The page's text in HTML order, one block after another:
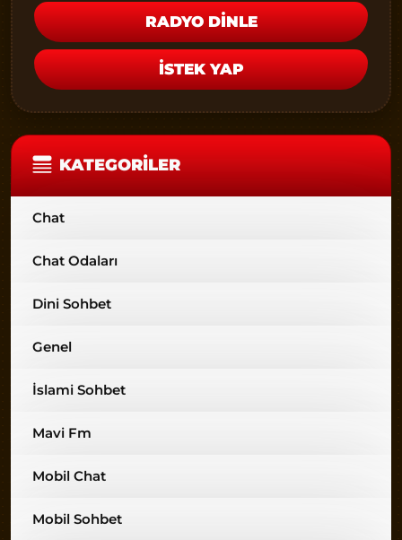
RADYO DİNLE
İSTEK YAP
KATEGORILER
Chat
Chat Odaları
Dini Sohbet
Genel
İslami Sohbet
Mavi Fm
Mobil Chat
Mobil Sohbet